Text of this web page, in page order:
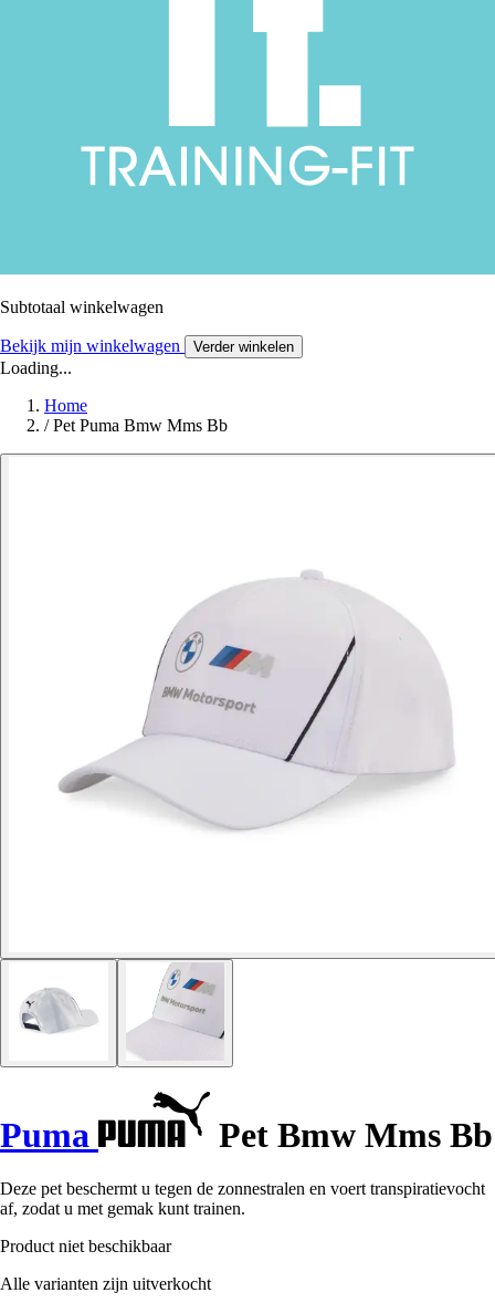
Subtotaal winkelwagen
Bekijk mijn winkelwagen Verder winkelen
Loading...
Home
/ Pet Puma Bmw Mms Bb
Puma Pet Bmw Mms Bb
Deze pet beschermt u tegen de zonnestralen en voert transpiratievocht
af, zodat u met gemak kunt trainen.
Product niet beschikbaar
Alle varianten zijn uitverkocht